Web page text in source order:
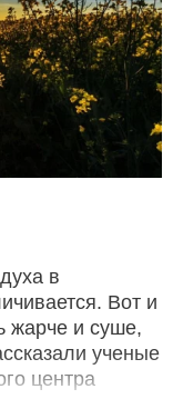
в
Вот и
жарче и суше,
ученые
центра